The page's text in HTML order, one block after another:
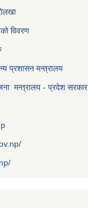
विवरण
प्रशासन मन्त्रालय
मन्त्रालय - प्रदेश सरकार